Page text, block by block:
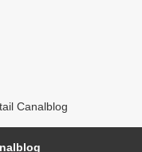
Canalblog